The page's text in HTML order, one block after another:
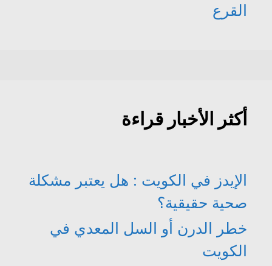
القرع
أكثر الأخبار قراءة
الإيدز في الكويت : هل يعتبر مشكلة
صحية حقيقية؟
خطر الدرن أو السل المعدي في
الكويت